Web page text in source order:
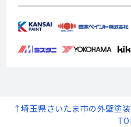
↑埼玉県さいたま市の外壁塗